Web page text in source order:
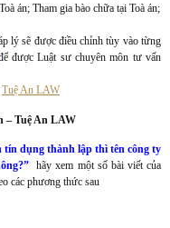
án; Tham gia bào chữa tại Toà án;
lý sẽ được điều chỉnh tùy vào từng
được Luật sư chuyên môn tư vấn
Tuệ An LAW
– Tuệ An LAW
tín dụng thành lập thì tên công ty
hãy xem một số bài viết của
các phương thức sau